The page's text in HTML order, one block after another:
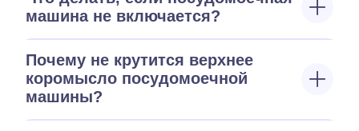
машина не включается?
Почему не крутится верхнее
коромысло посудомоечной
машины?